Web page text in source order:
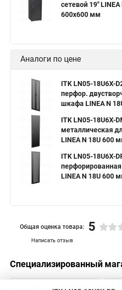
сетевой 19" LINEA
600х600 мм
Аналоги по цене
ITK LN05-18U6X-
перфор.
шкафа LINEA N
ITK LN05-18U6X-
металлическая
LINEA N 18U 600
ITK LN05-18U6X-
LINEA N 18U 600
Написать отзыв
Общая оценка товара: 5
Специализированный